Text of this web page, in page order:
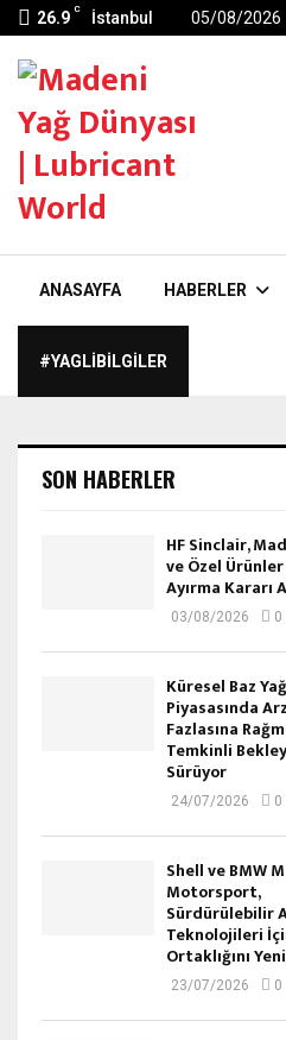
26.9 C İstanbul 05/08/2026
ANASAYFA HABERLER
#YAGLIBILGILER
SON HABERLER
HF Sinclair,
ve Özel
Ayırma Kararı
03/08/2026 0
Küresel Baz Yağ
Piyasasında Arz
Fazlasına
Temkinli
Sürüyor
24/07/2026 0
Shell ve BMW M
Motorsport,
Sürdürülebilir
Teknolojileri
Ortaklığını
23/07/2026 0